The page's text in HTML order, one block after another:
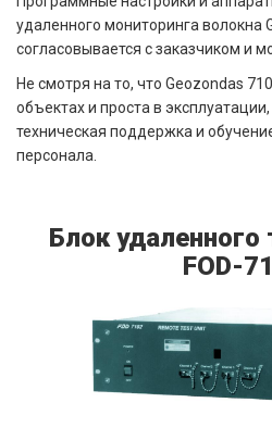
удаленного мониторинга волокна
согласовывается с заказчиком и
Не смотря на то, что Geozondas
объектах и проста в
техническая поддержка и
персонала.
Блок удаленного
FOD-